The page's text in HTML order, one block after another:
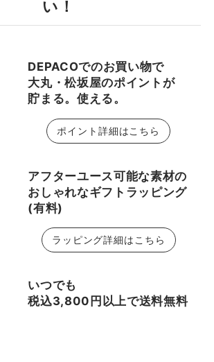
肌に。
ではな
透やメ
とす"だ
した。
に出会
とで
か綺麗
」 そん
メイク
ンジン
のもお
イトリフレクティング セ
ラムクッションファンデ
ーション ケース 潤いとカ
バー力を兼ね揃えた ライ
トリフレクティング セラ
ション専用の限定ケース
💐 自分へのご褒美
です☺️ お色味や質感を
直接見ていただけるので
立ち寄りくださいませ🎵
大丸梅田店 2階 NARS
い！
DEPACOでのお買い物で
大丸・松坂屋のポイントが
貯まる。使える。
ポイント詳細はこちら
アフターユース可能な素材の
おしゃれなギフトラッピング
(有料)
ラッピング詳細はこちら
いつでも
税込3,800円以上で送料無料